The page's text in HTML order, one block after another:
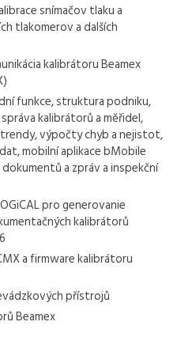
snímačov tlaku a
tlakomerov a dalších
kalibrátoru Beamex
funkce, struktura podniku,
kalibrátorů a měřidel,
výpočty chyb a nejistot,
mobilní aplikace bMobile
a zpráv a inspekční
pro generovanie
kalibrátorů
a firmware kalibrátoru
přístrojů
Beamex